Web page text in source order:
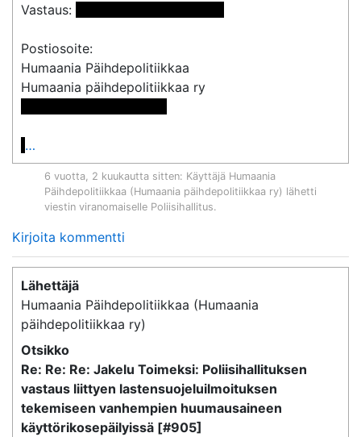
Vastaus:
Postiosoite:
Humaania Päihdepolitiikkaa
…
6 vuotta, 2 kuukautta sitten: Käyttäjä Humaania
Päihdepolitiikkaa (Humaania päihdepolitiikkaa ry) lähetti
viestin viranomaiselle Poliisihallitus.
Kirjoita kommentti
Lähettäjä
Humaania Päihdepolitiikkaa (Humaania
päihdepolitiikkaa ry)
Otsikko
Re: Re: Re: Jakelu Toimeksi: Poliisihallituksen
vastaus liittyen lastensuojeluilmoituksen
tekemiseen vanhempien huumausaineen
käyttörikosepäilyissä [#905]